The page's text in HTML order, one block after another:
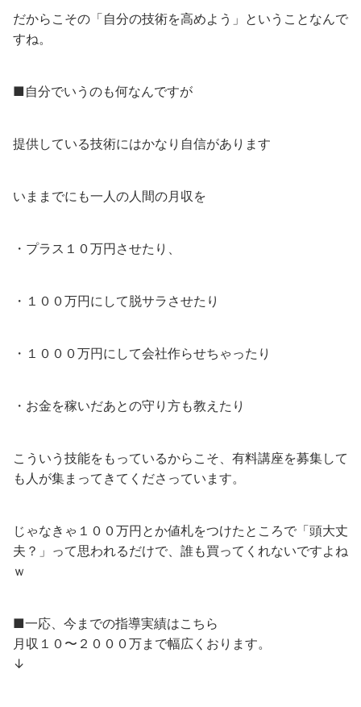
だからこその「自分の技術を高めよう」ということなんで
すね。
■自分でいうのも何なんですが
提供している技術にはかなり自信があります
いままでにも一人の人間の月収を
・プラス１０万円させたり、
・１００万円にして脱サラさせたり
・１０００万円にして会社作らせちゃったり
・お金を稼いだあとの守り方も教えたり
こういう技能をもっているからこそ、有料講座を募集して
も人が集まってきてくださっています。
じゃなきゃ１００万円とか値札をつけたところで「頭大丈
夫？」って思われるだけで、誰も買ってくれないですよね
ｗ
■一応、今までの指導実績はこちら
月収１０〜２０００万まで幅広くおります。
↓